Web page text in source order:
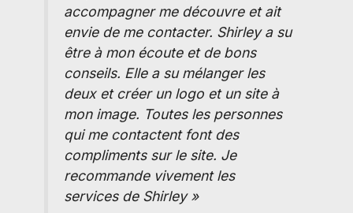
accompagner me découvre et ait
envie de me contacter. Shirley a su
être à mon écoute et de bons
conseils. Elle a su mélanger les
deux et créer un logo et un site à
mon image. Toutes les personnes
qui me contactent font des
compliments sur le site. Je
recommande vivement les
services de Shirley »